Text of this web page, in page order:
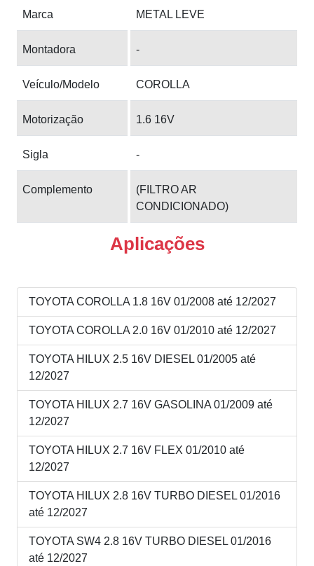
Marca METAL LEVE
Montadora -
Veículo/Modelo COROLLA
Motorização 1.6 16V
Sigla -
Complemento
(FILTRO AR
CONDICIONADO)
Aplicações
TOYOTA COROLLA 1.8 16V 01/2008 até 12/2027
TOYOTA COROLLA 2.0 16V 01/2010 até 12/2027
TOYOTA HILUX 2.5 16V DIESEL 01/2005 até
12/2027
TOYOTA HILUX 2.7 16V GASOLINA 01/2009 até
12/2027
TOYOTA HILUX 2.7 16V FLEX 01/2010 até
12/2027
TOYOTA HILUX 2.8 16V TURBO DIESEL 01/2016
até 12/2027
TOYOTA SW4 2.8 16V TURBO DIESEL 01/2016
até 12/2027